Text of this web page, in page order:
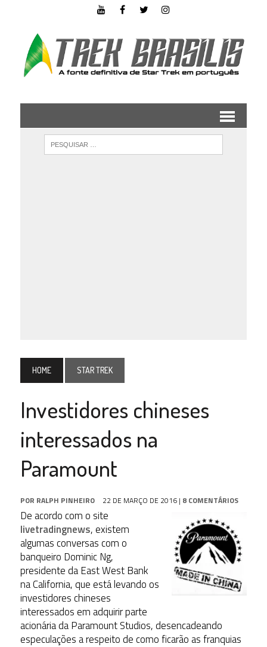
HOME STAR TREK
Investidores chineses
interessados na
Paramount
POR RALPH PINHEIRO 22 DE MARÇO DE 2016| 8 COMENTÁRIOS
De acordo com o site
livetradingnews, existem
algumas conversas com o
banqueiro Dominic Ng,
presidente da East West Bank
na California, que está levando os
investidores chineses
interessados ​​em adquirir parte
acionária da Paramount Studios, desencadeando
especulações a respeito de como ficarão as franquias